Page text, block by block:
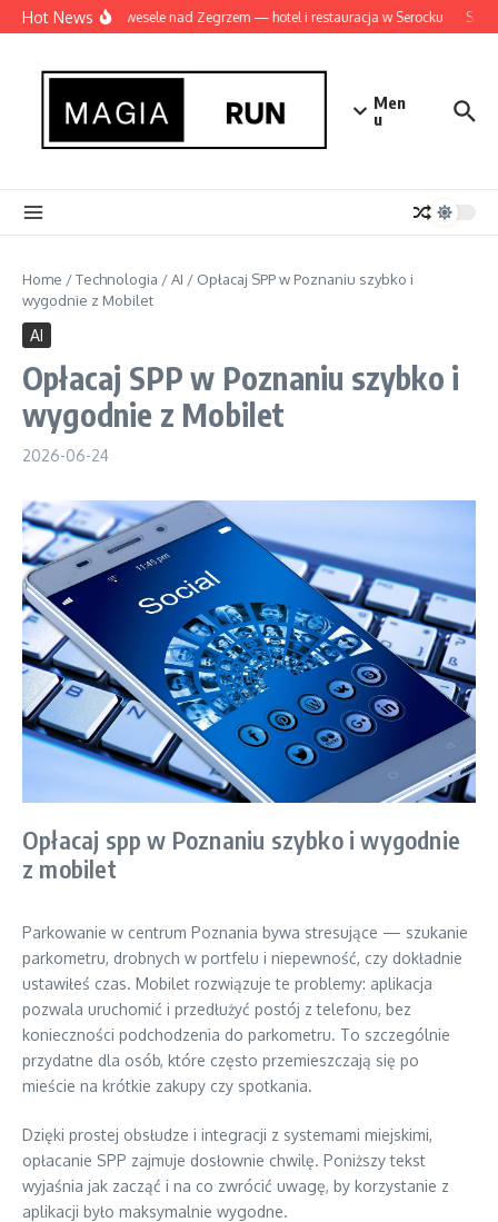
Przejdź do treści
Hot NewsIdealne wesele nad Zegrzem — hotel i restauracja w Serocku
Men
u
Home /Technologia /AI / Opłacaj SPP w Poznaniu szybko i
wygodnie z Mobilet
AI
Opłacaj SPP w Poznaniu szybko i
wygodnie z Mobilet
2026-06-24
Opłacaj spp w Poznaniu szybko i wygodnie
z mobilet
Parkowanie w centrum Poznania bywa stresujące — szukanie
parkometru, drobnych w portfelu i niepewność, czy dokładnie
ustawiłeś czas. Mobilet rozwiązuje te problemy: aplikacja
pozwala uruchomić i przedłużyć postój z telefonu, bez
konieczności podchodzenia do parkometru. To szczególnie
przydatne dla osób, które często przemieszczają się po
mieście na krótkie zakupy czy spotkania.
Dzięki prostej obsłudze i integracji z systemami miejskimi,
opłacanie SPP zajmuje dosłownie chwilę. Poniższy tekst
wyjaśnia jak zacząć i na co zwrócić uwagę, by korzystanie z
aplikacji było maksymalnie wygodne.